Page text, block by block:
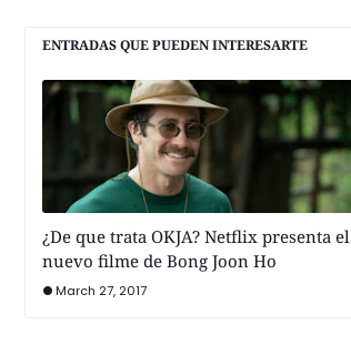
ENTRADAS QUE PUEDEN INTERESARTE
¿De que trata OKJA? Netflix presenta el
nuevo filme de Bong Joon Ho
March 27, 2017